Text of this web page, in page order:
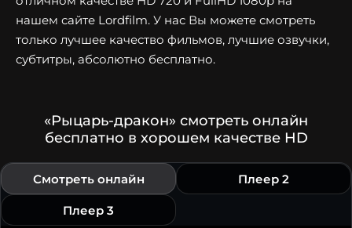
нашем сайте Lordfilm. У нас Вы можете смотреть
только лучшее качество фильмов, лучшие озвучки,
субтитры, абсолютно бесплатно.
«Рыцарь-дракон» смотреть онлайн
бесплатно в хорошем качестве HD
Смотреть онлайн Плеер 2
Плеер 3